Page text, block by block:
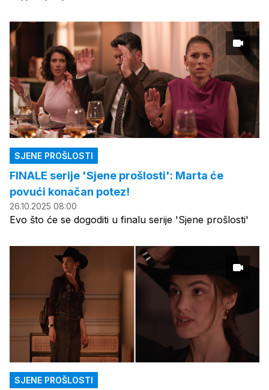
SJENE PROŠLOSTI
FINALE serije 'Sjene prošlosti': Marta će
povući konačan potez!
26.10.2025 08:00
Evo što će se dogoditi u finalu serije 'Sjene prošlosti'
SJENE PROŠLOSTI